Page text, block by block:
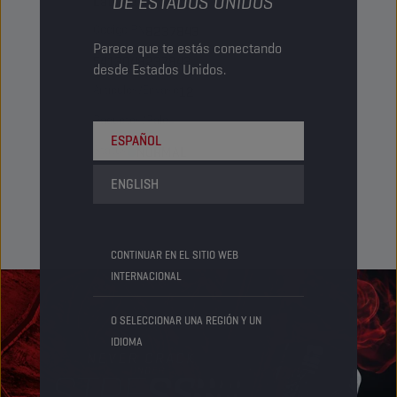
Parece que te estás conectando
desde Estados Unidos.
ESPAÑOL
ENGLISH
CONTINUAR EN EL SITIO WEB
INTERNACIONAL
O SELECCIONAR UNA REGIÓN Y UN
IDIOMA
5413048237843
Paquetes/Palé-
Status